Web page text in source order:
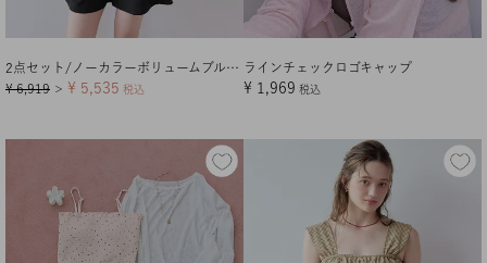
2点セット/ノーカラーボリュームブルゾンラッシュガード×ショートパンツ
¥ 6,919 ＞ ¥ 5,535 税込
ラインチェックロゴキャップ
¥ 1,969 税込